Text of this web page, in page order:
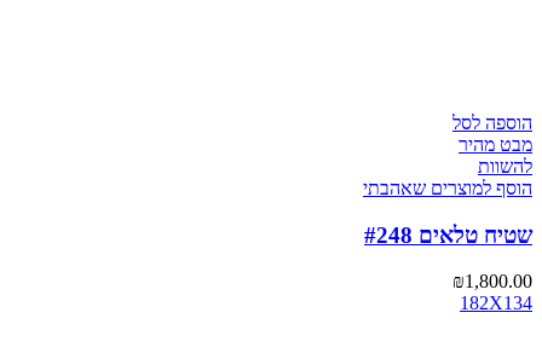
הוספה לסל
מבט מהיר
להשוות
הוסף למוצרים שאהבתי
שטיח טלאים #248
₪1,800.00
182X134